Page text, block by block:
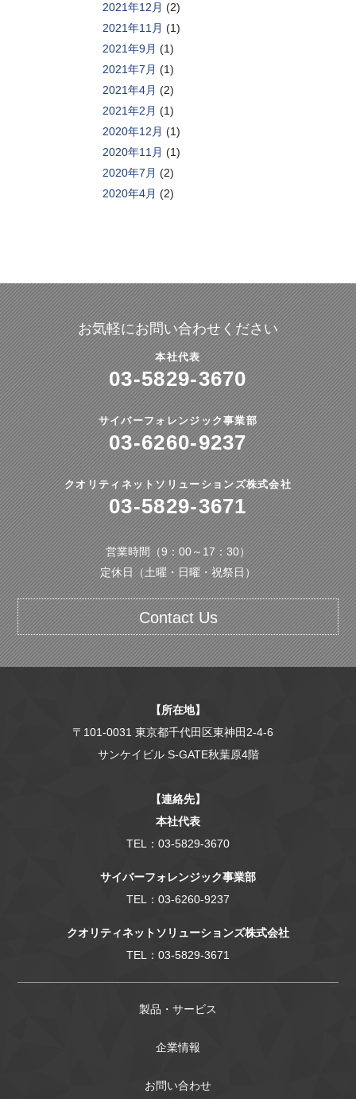
2021年12月 (2)
2021年11月 (1)
2021年9月 (1)
2021年7月 (1)
2021年4月 (2)
2021年2月 (1)
2020年12月 (1)
2020年11月 (1)
2020年7月 (2)
2020年4月 (2)
お気軽にお問い合わせください
本社代表
03-5829-3670
サイバーフォレンジック事業部
03-6260-9237
クオリティネットソリューションズ株式会社
03-5829-3671
営業時間（9：00～17：30）
定休日（土曜・日曜・祝祭日）
Contact Us
【所在地】
〒101-0031 東京都千代田区東神田2-4-6
サンケイビル S-GATE秋葉原4階
【連絡先】
本社代表
TEL：03-5829-3670
サイバーフォレンジック事業部
TEL：03-6260-9237
クオリティネットソリューションズ株式会社
TEL：03-5829-3671
製品・サービス
企業情報
お問い合わせ